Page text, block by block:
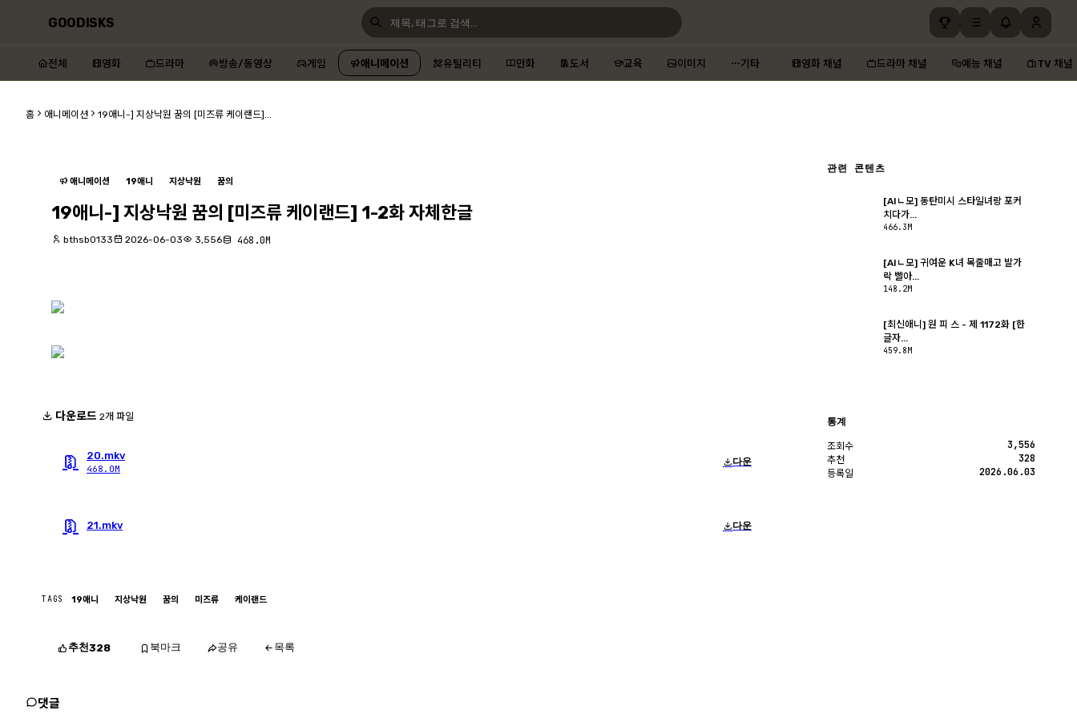
GOODISKS
전체 영화 드라마 방송/동영상 게임 애니메이션 유틸리티 만화 도서 교육 이미지 기타 영화 채널 드라마 채널 예능 채널 TV 채널
홈 애니메이션 19애니-] 지상낙원 꿈의 [미즈류 케이랜드]...
애니메이션 19애니 지상낙원 꿈의
19애니-] 지상낙원 꿈의 [미즈류 케이랜드] 1-2화 자체한글
bthsb0133 2026-06-03 3,556 468.0M
다운로드 2개 파일
20.mkv
468.0M
다운
21.mkv 다운
TAGS 19애니 지상낙원 꿈의 미즈류 케이랜드
추천328 북마크 공유 목록
댓글
관련 콘텐츠
[AIㄴ모] 동탄미시 스타일녀랑 포커
치다가...
466.3M
[AIㄴ모] 귀여운 K녀 목줄매고 발가
락 빨아...
148.2M
[최신애니] 원 피 스 - 제 1172화 [한
글자...
459.8M
통계
조회수 3,556
추천 328
등록일 2026.06.03